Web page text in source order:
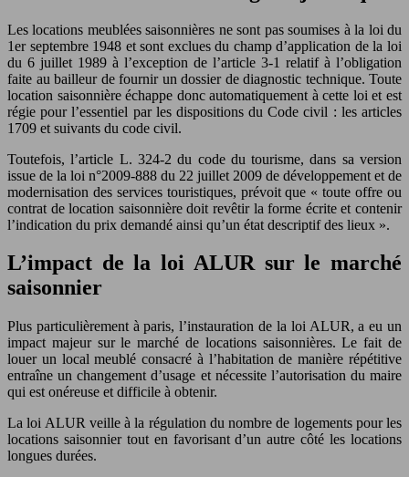
Les locations meublées saisonnières ne sont pas soumises à la loi du
1er septembre 1948 et sont exclues du champ d’application de la loi
du 6 juillet 1989 à l’exception de l’article 3-1 relatif à l’obligation
faite au bailleur de fournir un dossier de diagnostic technique. Toute
location saisonnière échappe donc automatiquement à cette loi et est
régie pour l’essentiel par les dispositions du Code civil : les articles
1709 et suivants du code civil.
Toutefois, l’article L. 324-2 du code du tourisme, dans sa version
issue de la loi n°2009-888 du 22 juillet 2009 de développement et de
modernisation des services touristiques, prévoit que « toute offre ou
contrat de location saisonnière doit revêtir la forme écrite et contenir
l’indication du prix demandé ainsi qu’un état descriptif des lieux ».
L’impact de la loi ALUR sur le marché
saisonnier
Plus particulièrement à paris, l’instauration de la loi ALUR, a eu un
impact majeur sur le marché de locations saisonnières. Le fait de
louer un local meublé consacré à l’habitation de manière répétitive
entraîne un changement d’usage et nécessite l’autorisation du maire
qui est onéreuse et difficile à obtenir.
La loi ALUR veille à la régulation du nombre de logements pour les
locations saisonnier tout en favorisant d’un autre côté les locations
longues durées.